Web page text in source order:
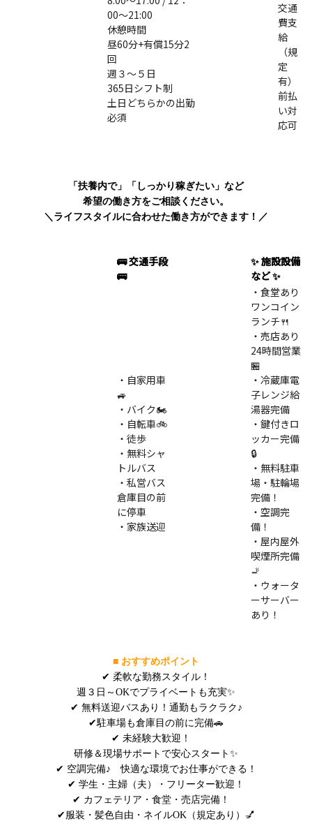
00～21:00
休憩時間
昼60分+有償15分2
回
週３～５日
365日シフト制
土日どちらかの出勤
必須
交通
費支
給
（規
定
有）
前払
い対
応可
「扶養内で」「しっかり稼ぎたい」など
希望の働き方をご相談ください。
＼ライフスタイルに合わせた働き方ができます！／
🚌 交通手段
🚌
✨ 施設設備
など ✨
・自家用車
🚙
・バイク🏍
・自転車🚲
・徒歩
・無料シャ
トルバス
・私営バス
倉庫目の前
に停車
・家族送迎
・食堂あり
ワンコイン
ランチ🍴
・売店あり
24時間営業
🏪
・冷蔵庫電
子レンジ給
湯器完備
・鍵付きロ
ッカー完備
🔒
・無料駐車
場・駐輪場
完備！
・空調完
備！
・屋内屋外
喫煙所完備
🚬
・ウォータ
ーサーバー
あり！
■ おすすめポイント
✔ 柔軟な勤務スタイル！
週３日～OKでプライベートも充実✨
✔ 無料送迎バスあり！通勤もラクラク♪
✔駐車場も倉庫目の前に完備🚗
✔ 未経験大歓迎！
研修＆現場サポートで安心スタート✨
✔ 空調完備♪ 快適な環境でお仕事ができる！
✔ 学生・主婦（夫）・フリーター歓迎！
✔ カフェテリア・食堂・売店完備！
✔服装・髪色自由・ネイルOK（規定あり）💅